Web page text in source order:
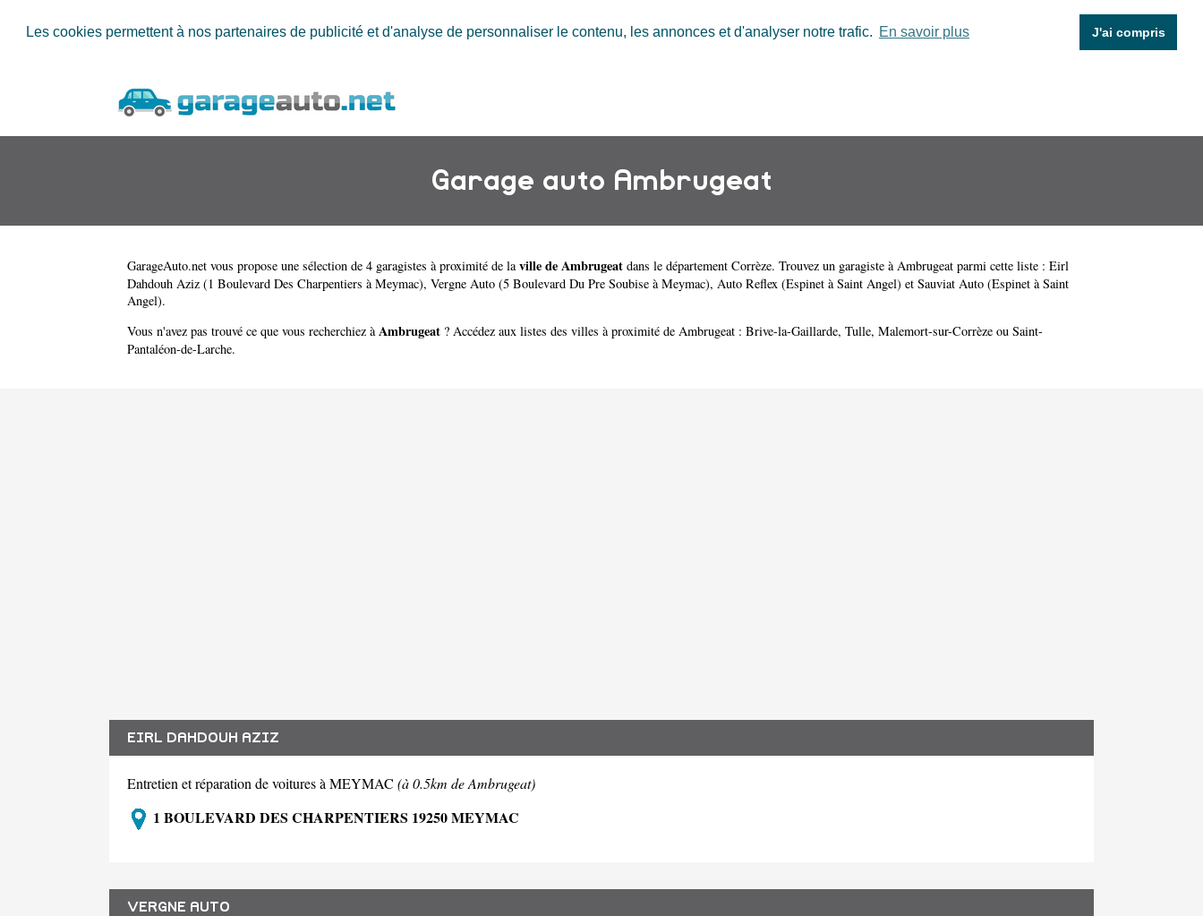
Les cookies permettent à nos partenaires de publicité et d'analyse de personnaliser le contenu, les annonces et d'analyser notre trafic. En savoir plus J'ai compris
Garage auto Ambrugeat
GarageAuto.net vous propose une sélection de 4 garagistes à proximité de laville de Ambrugeat dans le département Corrèze. Trouvez un garagiste à Ambrugeat parmi cette liste : Eirl
Dahdouh Aziz (1 Boulevard Des Charpentiers à Meymac), Vergne Auto (5 Boulevard Du Pre Soubise à Meymac), Auto Reflex (Espinet à Saint Angel) et Sauviat Auto (Espinet à Saint
Angel).
Vous n'avez pas trouvé ce que vous recherchiez àAmbrugeat ? Accédez aux listes des villes à proximité de Ambrugeat : Brive-la-Gaillarde, Tulle, Malemort-sur-Corrèze ou Saint-
Pantaléon-de-Larche.
EIRL DAHDOUH AZIZ
Entretien et réparation de voitures à MEYMAC (à 0.5km de Ambrugeat)
1 BOULEVARD DES CHARPENTIERS 19250 MEYMAC
VERGNE AUTO